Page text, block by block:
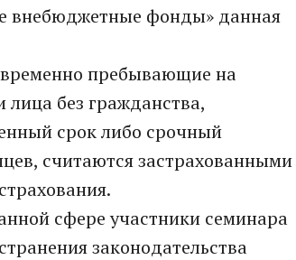
внебюджетные фонды» данная
временно пребывающие на
без гражданства,
срок либо срочный
считаются застрахованными
сфере участники семинара
законодательства